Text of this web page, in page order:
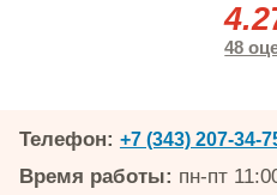
48
Телефон: +7 (343) 207-34-
Время работы: пн-пт